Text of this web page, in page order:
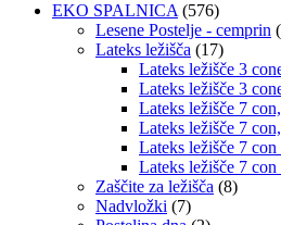
EKO SPALNICA (576)
Lesene Postelje - cemprin
Lateks ležišča (17)
Lateks ležišče 3
Lateks ležišče 3
Lateks ležišče 7
Lateks ležišče 7
Lateks ležišče 7
Lateks ležišče 7
Zaščite za ležišča (8)
Nadvložki (7)